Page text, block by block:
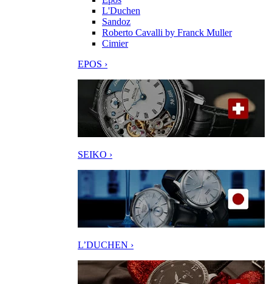
L'Duchen
Sandoz
Roberto Cavalli by Franck Muller
Cimier
EPOS ›
SEIKO ›
L’DUCHEN ›